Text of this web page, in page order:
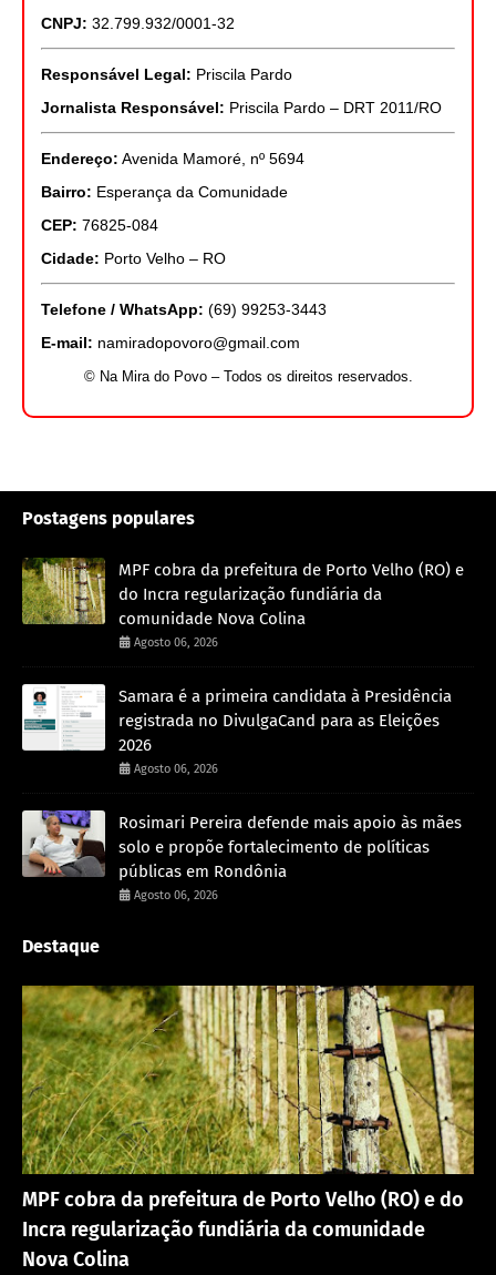
CNPJ: 32.799.932/0001-32
Responsável Legal: Priscila Pardo
Jornalista Responsável: Priscila Pardo – DRT 2011/RO
Endereço: Avenida Mamoré, nº 5694
Bairro: Esperança da Comunidade
CEP: 76825-084
Cidade: Porto Velho – RO
Telefone / WhatsApp: (69) 99253-3443
E-mail: namiradopovoro@gmail.com
© Na Mira do Povo – Todos os direitos reservados.
Postagens populares
MPF cobra da prefeitura de Porto Velho (RO) e
do Incra regularização fundiária da
comunidade Nova Colina
Agosto 06, 2026
Samara é a primeira candidata à Presidência
registrada no DivulgaCand para as Eleições
2026
Agosto 06, 2026
Rosimari Pereira defende mais apoio às mães
solo e propõe fortalecimento de políticas
públicas em Rondônia
Agosto 06, 2026
Destaque
MPF cobra da prefeitura de Porto Velho (RO) e do
Incra regularização fundiária da comunidade
Nova Colina